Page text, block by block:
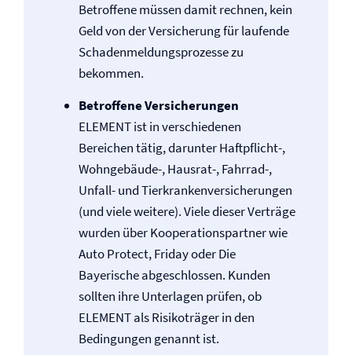
Betroffene müssen damit rechnen, kein
Geld von der Versicherung für laufende
Schadenmeldungsprozesse zu
bekommen.
Betroffene Versicherungen
ELEMENT ist in verschiedenen
Bereichen tätig, darunter Haftpflicht-,
Wohngebäude-, Hausrat-, Fahrrad-,
Unfall- und Tierkranken­versicherungen
(und viele weitere). Viele dieser Verträge
wurden über Kooperationspartner wie
Auto Protect, Friday oder Die
Bayerische abgeschlossen. Kunden
sollten ihre Unterlagen prüfen, ob
ELEMENT als Risikoträger in den
Bedingungen genannt ist.